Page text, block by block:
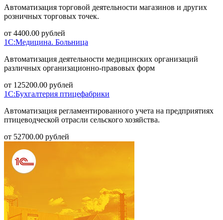
Автоматизация торговой деятельности магазинов и других
розничных торговых точек.
от 4400.00 рублей
1С:Медицина. Больница
Автоматизация деятельности медицинских организаций
различных организационно-правовых форм
от 125200.00 рублей
1С:Бухгалтерия птицефабрики
Автоматизация регламентированного учета на предприятиях
птицеводческой отрасли сельского хозяйства.
от 52700.00 рублей